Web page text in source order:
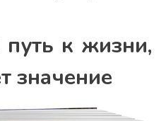
к жизни,
значение